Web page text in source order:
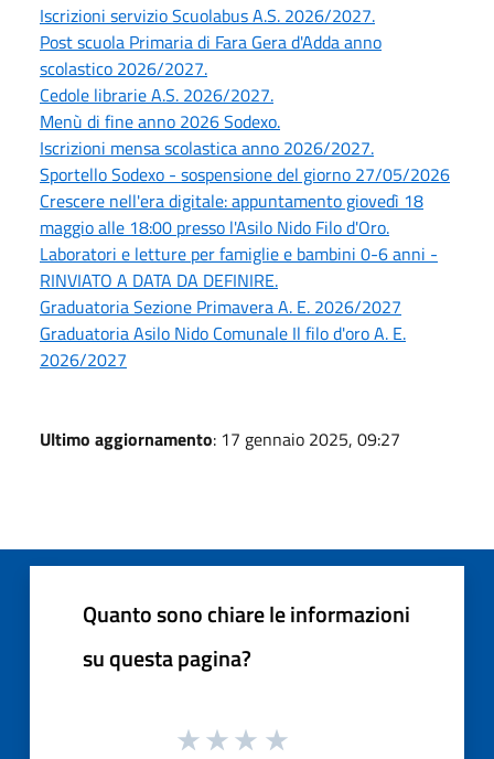
Iscrizioni servizio Scuolabus A.S. 2026/2027.
Post scuola Primaria di Fara Gera d'Adda anno
scolastico 2026/2027.
Cedole librarie A.S. 2026/2027.
Menù di fine anno 2026 Sodexo.
Iscrizioni mensa scolastica anno 2026/2027.
Sportello Sodexo - sospensione del giorno 27/05/2026
Crescere nell'era digitale: appuntamento giovedì 18
maggio alle 18:00 presso l'Asilo Nido Filo d'Oro.
Laboratori e letture per famiglie e bambini 0-6 anni -
RINVIATO A DATA DA DEFINIRE.
Graduatoria Sezione Primavera A. E. 2026/2027
Graduatoria Asilo Nido Comunale Il filo d'oro A. E.
2026/2027
Ultimo aggiornamento: 17 gennaio 2025, 09:27
Quanto sono chiare le informazioni
su questa pagina?